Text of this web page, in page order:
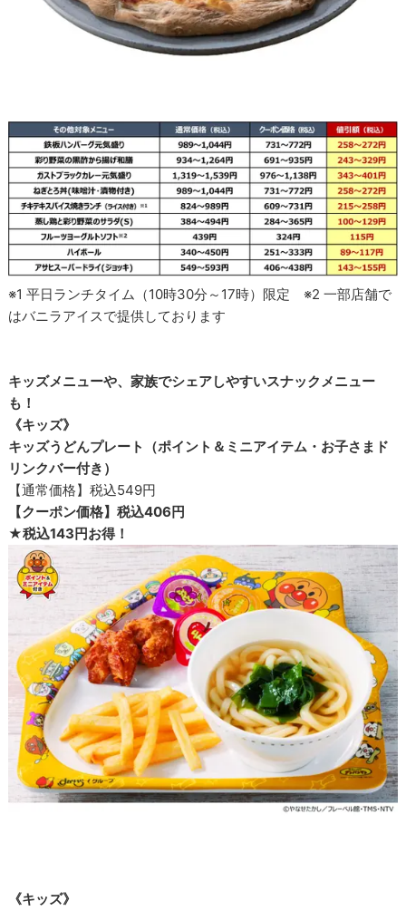
※1 平日ランチタイム（10時30分～17時）限定 ※2 一部店舗で
はバニラアイスで提供しております
キッズメニューや、家族でシェアしやすいスナックメニュー
も！
《キッズ》
キッズうどんプレート（ポイント＆ミニアイテム・お子さまド
リンクバー付き）
【通常価格】税込549円
【クーポン価格】税込406円
★税込143円お得！
《キッズ》